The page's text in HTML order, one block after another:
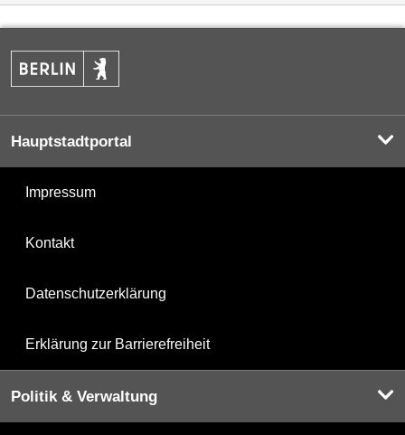
Hauptstadtportal
Impressum
Kontakt
Datenschutzerklärung
Erklärung zur Barrierefreiheit
Politik & Verwaltung